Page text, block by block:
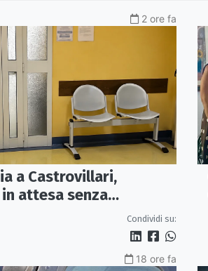
2 ore fa
a Castrovillari,
attesa senza
Rosa chiede una
e un intervento
Condividi su:
18 ore fa